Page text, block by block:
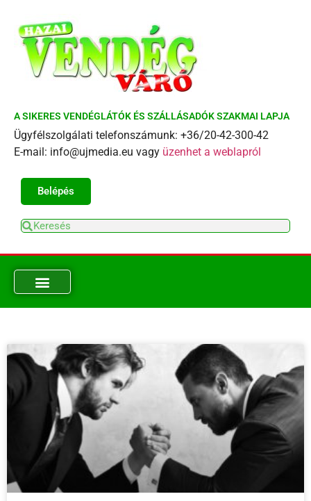
A SIKERES VENDÉGLÁTÓK ÉS SZÁLLÁSADÓK SZAKMAI LAPJA
Ügyfélszolgálati telefonszámunk: +36/20-42-300-42
E-mail: info@ujmedia.eu vagy üzenhet a weblapról
Belépés